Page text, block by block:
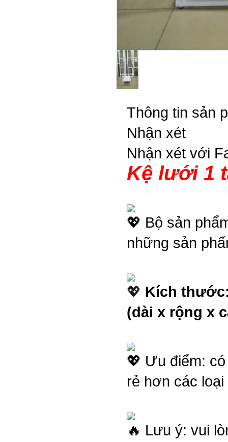
Thông tin sản
Nhận xét
Nhận xét với
Kệ lưới 1
Bộ sản
những sản
Kích
(dài x rộng x
Ưu điểm:
rẻ hơn các
Lưu ý: vui